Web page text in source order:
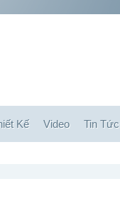
Kế Video Tin Tức